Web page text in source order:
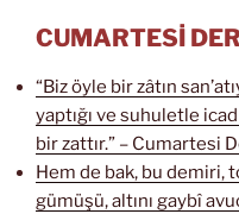
CUMARTESİ
“Biz öyle bir zâtın
yaptığı ve suhuletle
bir zattır.” – Cumartesi
Hem de bak, bu demiri,
gümüşü, altını gaybî